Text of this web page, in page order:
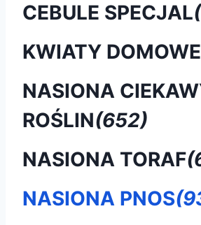
CEBULE SPECJAL
KWIATY DOMOWE
NASIONA
ROŚLIN(652)
NASIONA TORAF
NASIONA PNOS